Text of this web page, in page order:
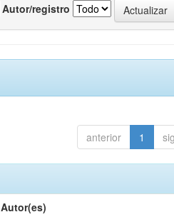
Autor/registro
anterior 1
Autor(es)